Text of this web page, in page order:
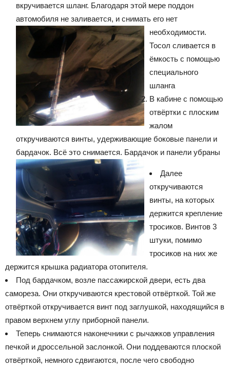
вкручивается шланг. Благодаря этой мере поддон
автомобиля не заливается, и снимать его нет
необходимости.
Тосол сливается в
ёмкость с помощью
специального
шланга
В кабине с помощью
отвёртки с плоским
жалом
откручиваются винты, удерживающие боковые панели и
бардачок. Всё это снимается. Бардачок и панели убраны
Далее
откручиваются
винты, на которых
держится крепление
тросиков. Винтов 3
штуки, помимо
тросиков на них же
держится крышка радиатора отопителя.
Под бардачком, возле пассажирской двери, есть два
самореза. Они откручиваются крестовой отвёрткой. Той же
отвёрткой откручивается винт под заглушкой, находящийся в
правом верхнем углу приборной панели.
Теперь снимаются наконечники с рычажков управления
печкой и дроссельной заслонкой. Они поддеваются плоской
отвёрткой, немного сдвигаются, после чего свободно